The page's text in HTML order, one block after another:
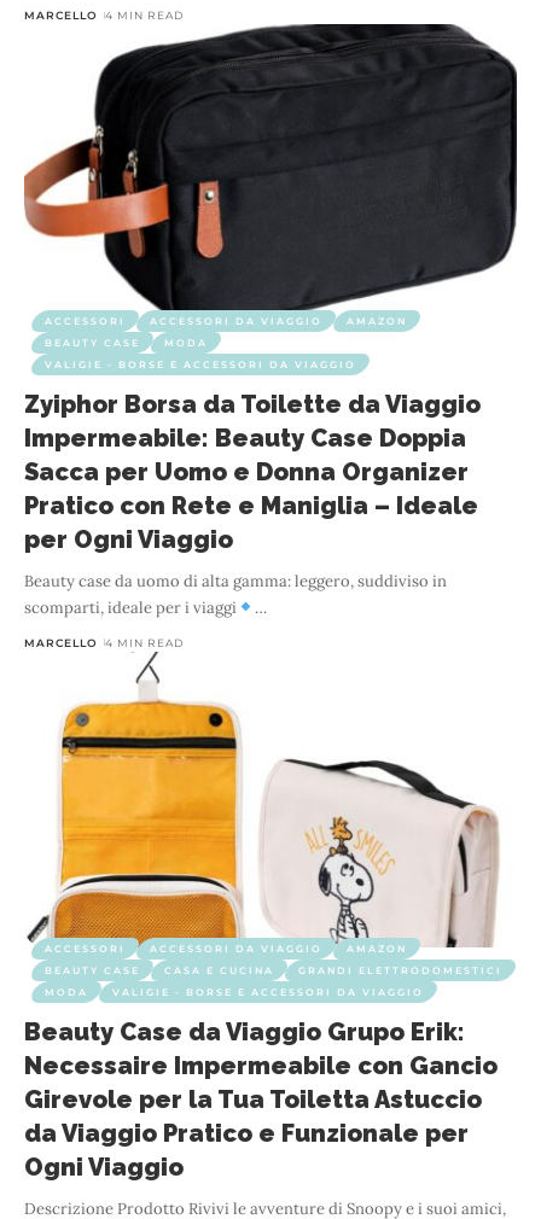
MARCELLO 4 MIN READ
ACCESSORI ACCESSORI DA VIAGGIO
AMAZON
BEAUTY CASE
MODA
VALIGIE - BORSE E ACCESSORI DA VIAGGIO
Zyiphor Borsa da Toilette da Viaggio
Impermeabile: Beauty Case Doppia
Sacca per Uomo e Donna Organizer
Pratico con Rete e Maniglia – Ideale
per Ogni Viaggio
Beauty case da uomo di alta gamma: leggero, suddiviso in
scomparti, ideale per i viaggi
…
MARCELLO 4 MIN READ
ACCESSORI ACCESSORI DA VIAGGIO
AMAZON
BEAUTY CASE
CASA E CUCINA
GRANDI ELETTRODOMESTICI
MODA
VALIGIE - BORSE E ACCESSORI DA VIAGGIO
Beauty Case da Viaggio Grupo Erik:
Necessaire Impermeabile con Gancio
Girevole per la Tua Toiletta Astuccio
da Viaggio Pratico e Funzionale per
Ogni Viaggio
Descrizione Prodotto Rivivi le avventure di Snoopy e i suoi amici,